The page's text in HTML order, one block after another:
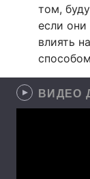
том,
если они
влиять
ВИДЕО